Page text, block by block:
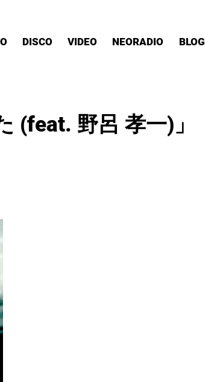
DISCO VIDEO NEORADIO BLOG
(feat. 野呂 孝一)」